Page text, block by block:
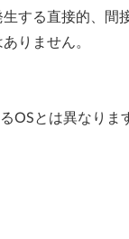
する直接的、間
りません。
OSとは異なりま